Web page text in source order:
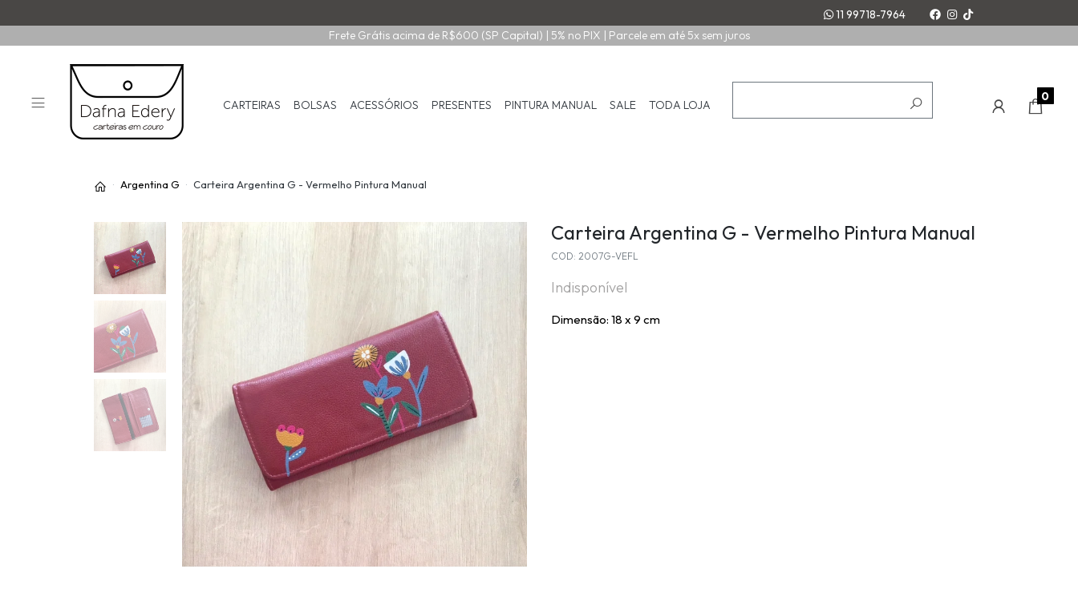
Frete Grátis acima de R$600 (SP Capital) | 5% no PIX | Parcele em até 5x sem juros
11 99718-7964
0
CARTEIRAS BOLSAS ACESSÓRIOS PRESENTES PINTURA MANUAL SALE TODA LOJA
Argentina G Carteira Argentina G - Vermelho Pintura Manual
Carteira Argentina G - Vermelho Pintura Manual
COD: 2007G-VEFL
Indisponível
Dimensão: 18 x 9 cm